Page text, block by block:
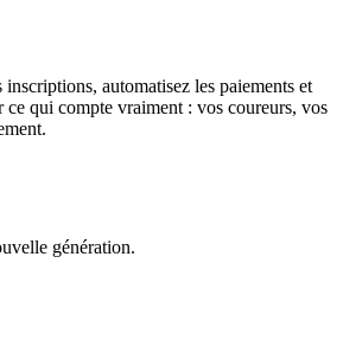
automatisez les paiements et
ce qui compte vraiment : vos coureurs, vos
génération.